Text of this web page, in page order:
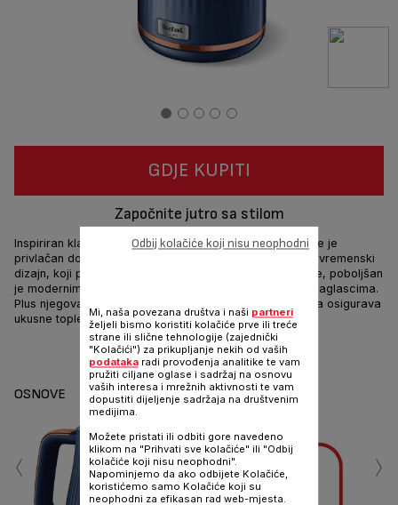
GDJE KUPITI
Započnite jutro sa stilom
Inspiriran klasičnim britanskim kuhalom, Loft kuhalo vode je
privlačan dodatak bilo kojoj kuhinjskoj ploči. Njegov bezvremenski
dizajn, koji podsjeća na tradicionalno keramičko posuđe, poboljšan
je modernim dodirom i profinjenim bakreno obloženim naglascima.
Plus njegova paleta namjenskih, prikladnih karakteristika osigurava
ukusne tople napitke za cijelu obitelj
Dijeli Šalji
OSNOVE
‹ ›
Mi, naša povezana društva i naši partneri
željeli bismo koristiti kolačiće prve ili treće
strane ili slične tehnologije (zajednički
"Kolačići") za prikupljanje nekih od vaših
podatakaradi provođenja analitike te vam
pružiti ciljane oglase i sadržaj na osnovu
vaših interesa i mrežnih aktivnosti te vam
dopustiti dijeljenje sadržaja na društvenim
medijima.
Možete pristati ili odbiti gore navedeno
klikom na "Prihvati sve kolačiće" ili "Odbij
kolačiće koji nisu neophodni".
Napominjemo da ako odbijete Kolačiće,
koristićemo samo Kolačiće koji su
neophodni za efikasan rad web-mjesta.
Odbij kolačiće koji nisu neophodni